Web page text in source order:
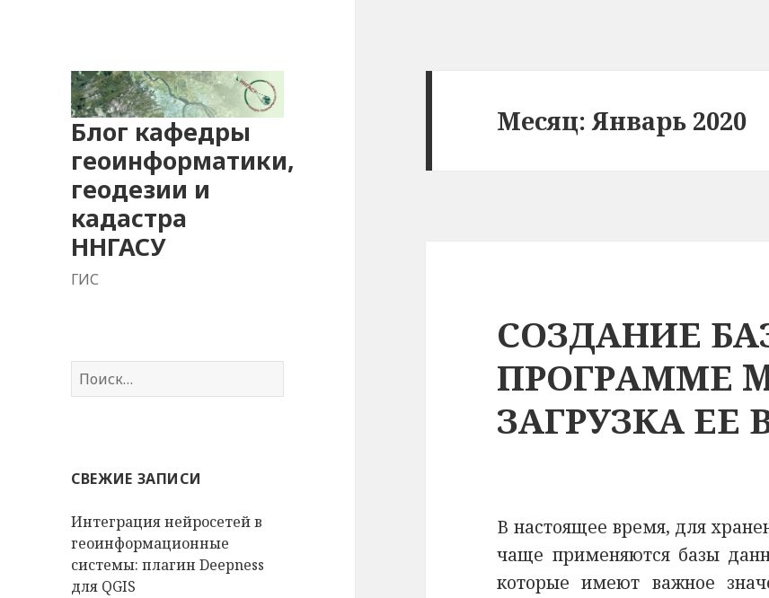
Блог кафедры
геоинформатики,
геодезии и
кадастра
ННГАСУ
ГИС
Н
а
:СВЕЖИЕ ЗАПИСИ
Интеграция нейросетей в
геоинформационные
системы: плагин Deepness
для QGIS
Месяц:Январь 2020
СОЗДАНИЕ
ПРОГРАММЕ
ЗАГРУЗКА ЕЕ
В настоящее время, для
чаще применяются базы
которые имеют важное